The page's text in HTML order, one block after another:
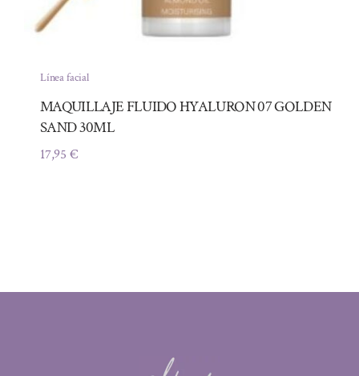
Línea facial
MAQUILLAJE FLUIDO HYALURON 07 GOLDEN
SAND 30ML
17,95 €